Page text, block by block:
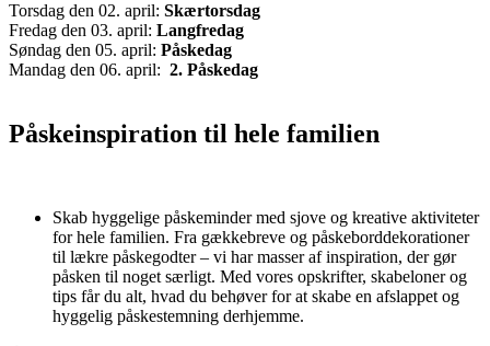
Torsdag den 02. april: Skærtorsdag
Fredag den 03. april: Langfredag
Søndag den 05. april: Påskedag
Mandag den 06. april: 2. Påskedag
Påskeinspiration til hele familien
Skab hyggelige påskeminder med sjove og kreative aktiviteter
for hele familien. Fra gækkebreve og påskeborddekorationer
til lækre påskegodter – vi har masser af inspiration, der gør
påsken til noget særligt. Med vores opskrifter, skabeloner og
tips får du alt, hvad du behøver for at skabe en afslappet og
hyggelig påskestemning derhjemme.